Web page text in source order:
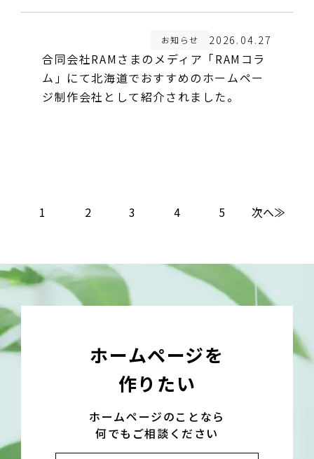
2026.04.27
お知らせ
合同会社RAMさまのメディア「RAMコラ
ム」にて北海道でおすすめのホームペー
ジ制作会社として紹介されました。
1 2 3 4 5 次へ≫
ホームページを
作りたい
ホームページのことなら
何でもご相談ください